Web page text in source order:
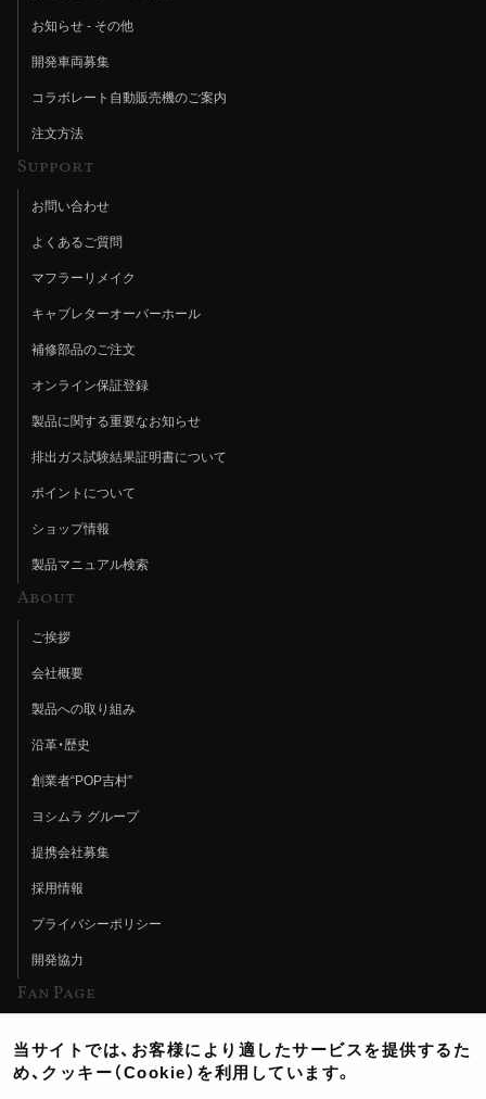
お知らせ - その他
開発車両募集
コラボレート自動販売機のご案内
注文方法
Support
お問い合わせ
よくあるご質問
マフラーリメイク
キャブレターオーバーホール
補修部品のご注文
オンライン保証登録
製品に関する重要なお知らせ
排出ガス試験結果証明書について
ポイントについて
ショップ情報
製品マニュアル検索
About
ご挨拶
会社概要
製品への取り組み
沿革・歴史
創業者“POP吉村”
ヨシムラ グループ
提携会社募集
採用情報
プライバシーポリシー
開発協力
Fan Page
ヨシムラTV
当サイトでは、お客様により適したサービスを提供するた
め、クッキー（Cookie）を利用しています。